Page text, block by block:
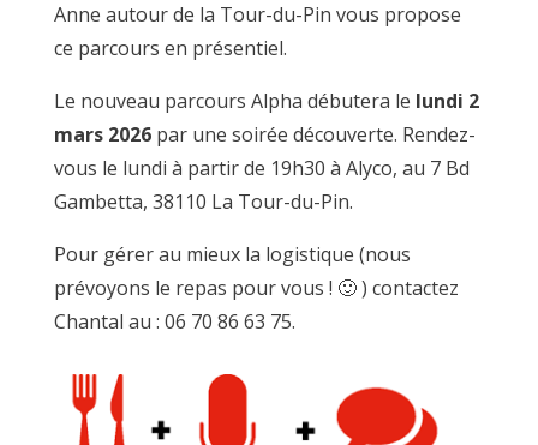
Anne autour de la Tour-du-Pin vous propose
ce parcours en présentiel.
Le nouveau parcours Alpha débutera le lundi 2
mars 2026par une soirée découverte. Rendez-
vous le lundi à partir de 19h30 à Alyco, au 7 Bd
Gambetta, 38110 La Tour-du-Pin.
Pour gérer au mieux la logistique (nous
prévoyons le repas pour vous ! 🙂 ) contactez
Chantal au : 06 70 86 63 75.